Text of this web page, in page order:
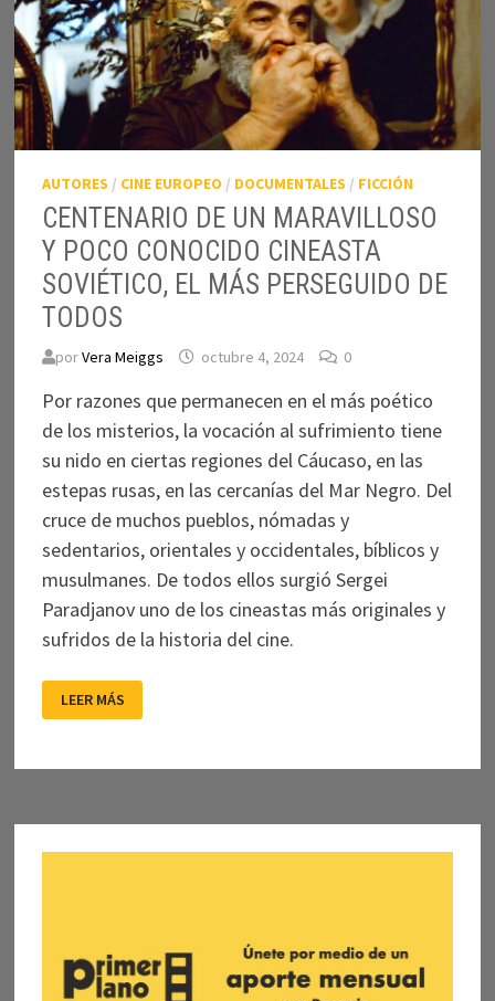
AUTORES / CINE EUROPEO / DOCUMENTALES / FICCIÓN
CENTENARIO DE UN MARAVILLOSO
Y POCO CONOCIDO CINEASTA
SOVIÉTICO, EL MÁS PERSEGUIDO DE
TODOS
porVera Meiggs octubre 4, 2024 0
Por razones que permanecen en el más poético
de los misterios, la vocación al sufrimiento tiene
su nido en ciertas regiones del Cáucaso, en las
estepas rusas, en las cercanías del Mar Negro. Del
cruce de muchos pueblos, nómadas y
sedentarios, orientales y occidentales, bíblicos y
musulmanes. De todos ellos surgió Sergei
Paradjanov uno de los cineastas más originales y
sufridos de la historia del cine.
CENTENARIO
DE
UN
POCO
EL
LEER MÁS